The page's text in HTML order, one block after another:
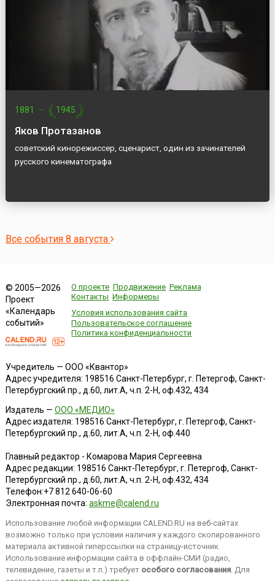
1881 — 1945
Яков Протазанов
советский кинорежиссер, сценарист, один из зачинателей
русского кинематографа
Все события 8 августа
© 2005—2026
Проект
«Календарь
событий»
О проекте Продвижение Реклама
Контакты Информеры
Условия использования сайта
Пользовательское соглашение
Политика конфиденциальности
Учредитель — ООО «Квантор»
Адрес учредителя: 198516 Санкт-Петербург, г. Петергоф, Санкт-
Петербургский пр., д.60, лит.А, ч.п. 2-Н, оф.432, 434
Издатель — ООО «МЕДИО»
Адрес издателя: 198516 Санкт-Петербург, г. Петергоф, Санкт-
Петербургский пр., д.60, лит.А, ч.п. 2-Н, оф.440
Главный редактор - Комарова Мария Сергеевна
Адрес редакции: 198516 Санкт-Петербург, г. Петергоф, Санкт-
Петербургский пр., д.60, лит.А, ч.п. 2-Н, оф.432, 434
Телефон:+7 812 640-06-60
Электронная почта: askme@calend.ru
Использование любой информации CALEND.RU на веб-сайтах
возможно только при условии наличия у каждого скопированного
материала активной гиперссылки на страницу-источник.
Использование информации сайта в оффлайн-СМИ (радио,
телевидение, газеты и т.п.) требует особого согласования. Для